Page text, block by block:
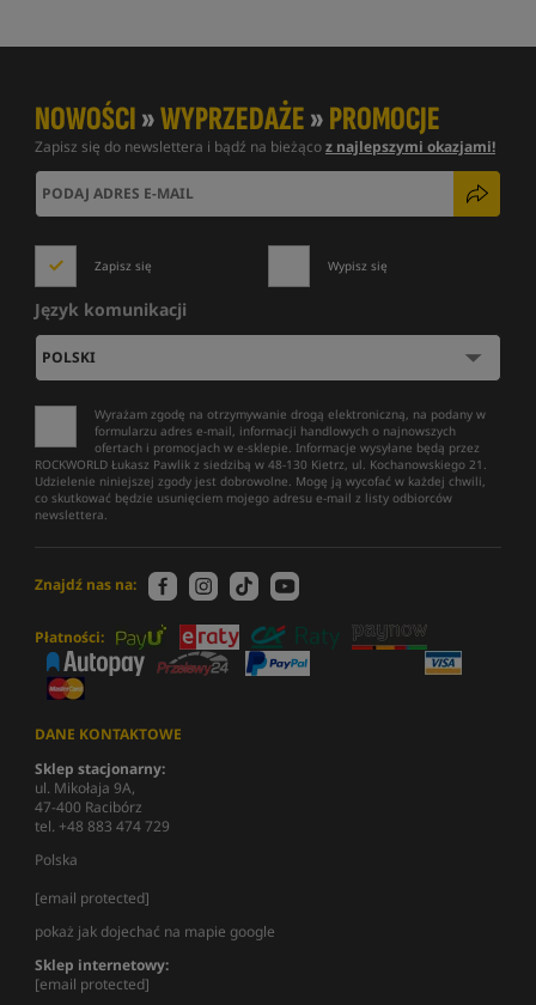
NOWOŚCI»WYPRZEDAŻE»PROMOCJE
Zapisz się do newslettera i bądź na bieżącoz najlepszymi okazjami!
Zapisz się Wypisz się
Język komunikacji
Wyrażam zgodę na otrzymywanie drogą elektroniczną, na podany w
formularzu adres e-mail, informacji handlowych o najnowszych
ofertach i promocjach w e-sklepie. Informacje wysyłane będą przez
ROCKWORLD Łukasz Pawlik z siedzibą w 48-130 Kietrz, ul. Kochanowskiego 21.
Udzielenie niniejszej zgody jest dobrowolne. Mogę ją wycofać w każdej chwili,
co skutkować będzie usunięciem mojego adresu e-mail z listy odbiorców
newslettera.
Znajdź nas na:
Płatności:
DANE KONTAKTOWE
Sklep stacjonarny:
ul. Mikołaja 9A,
47-400 Racibórz
tel. +48 883 474 729
Polska
[email protected]
pokaż jak dojechać na mapie google
Sklep internetowy:
[email protected]